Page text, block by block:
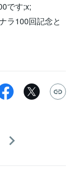
です;x;
ラ100回記念と